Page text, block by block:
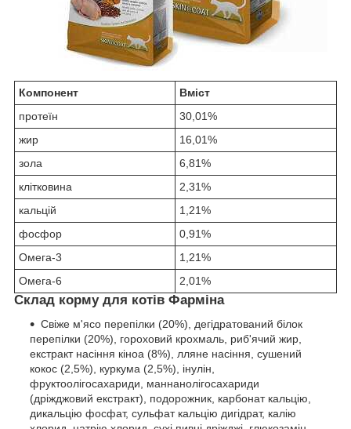
Компонент
Вміст
протеїн
30,01%
жир
16,01%
зола
6,81%
клітковина
2,31%
кальцій
1,21%
фосфор
0,91%
Омега-3
1,21%
Омега-6
2,01%
Склад корму для котів Фарміна
Свіже м'ясо перепілки (20%), дегідратований білок
перепілки (20%), гороховий крохмаль, риб'ячий жир,
екстракт насіння кіноа (8%), лляне насіння, сушений
кокос (2,5%), куркума (2,5%), інулін,
фруктоолігосахариди, маннанолігосахариди
(дріжджовий екстракт), подорожник, карбонат кальцію,
дикальцію фосфат, сульфат кальцію дигідрат, калію